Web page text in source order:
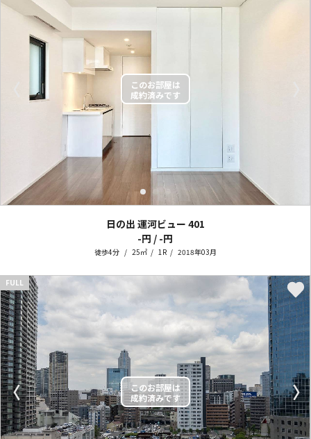
日の出 運河ビュー 401
-円 / -円
徒歩4分 25㎡ 1R 2018年03月
〈 〉
FULL